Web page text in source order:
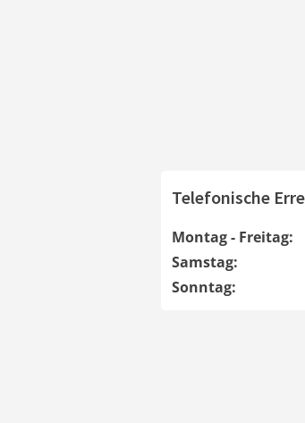
Telefonische
Montag - Freitag:
Samstag:
Sonntag: